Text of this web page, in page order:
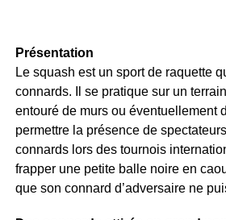
Présentation
Le squash est un sport de raquette
connards. Il se pratique sur un
entouré de murs ou éventuellement
permettre la présence de
connards lors des tournois
frapper une petite balle noire en
que son connard d’adversaire ne